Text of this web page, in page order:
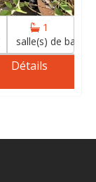
1
salle(s) de bain(s)
Détails